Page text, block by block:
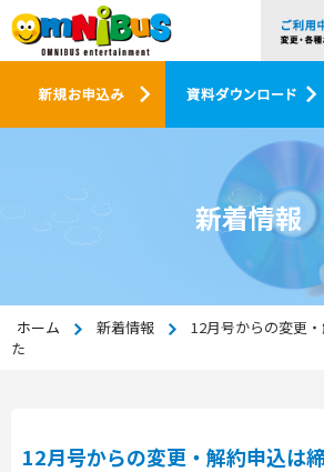
新着情報
ホーム 新着情報
12月号からの変更
た
12月号からの変更・解約申込は